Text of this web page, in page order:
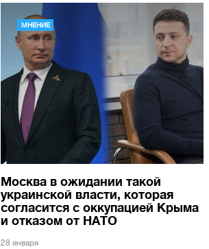
МНЕНИЕ
Москва в ожидании такой
украинской власти, которая
согласится с оккупацией Крыма
и отказом от НАТО
28 января